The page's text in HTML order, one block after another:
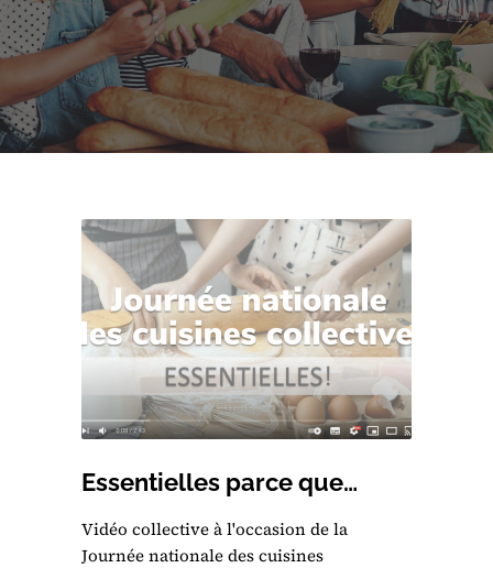
Essentielles parce que…
Vidéo collective à l'occasion de la
Journée nationale des cuisines